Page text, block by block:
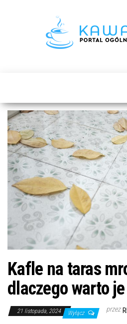
Kafle na taras
dlaczego warto
21 listopada, 2024 Wyłącz przez